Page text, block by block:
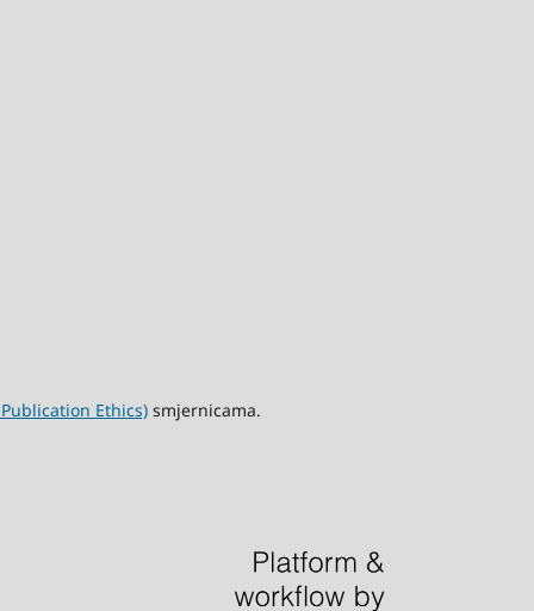
Ethics) smjernicama.